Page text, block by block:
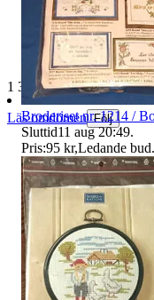
1 384 omdömen
Läs omdömen Följ
Broderiset nr. 1214 /
Sluttid11 aug 20:49.
Pris:95 kr,Ledande bud.